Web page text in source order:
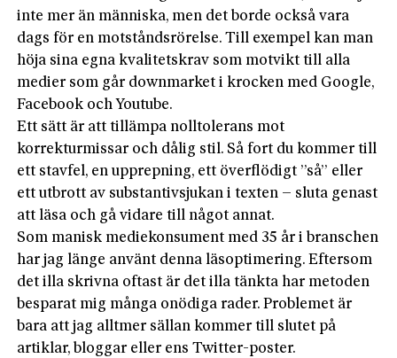
inte mer än människa, men det borde också vara
dags för en motståndsrörelse. Till exempel kan man
höja sina egna kvalitetskrav som motvikt till alla
medier som går downmarket i krocken med Google,
Facebook och Youtube.
Ett sätt är att tillämpa nolltolerans mot
korrekturmissar och dålig stil. Så fort du kommer till
ett stavfel, en upprepning, ett överflödigt ”så” eller
ett utbrott av substantivsjukan i texten – sluta genast
att läsa och gå vidare till något annat.
Som manisk mediekonsument med 35 år i branschen
har jag länge använt denna läsoptimering. Eftersom
det illa skrivna oftast är det illa tänkta har metoden
besparat mig många onödiga rader. Problemet är
bara att jag alltmer sällan kommer till slutet på
artiklar, bloggar eller ens Twitter-poster.